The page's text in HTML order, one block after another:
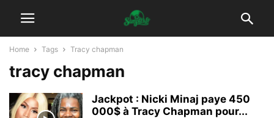
Home Tags Tracy chapman
tracy chapman
Jackpot : Nicki Minaj paye 450
000$ à Tracy Chapman pour...